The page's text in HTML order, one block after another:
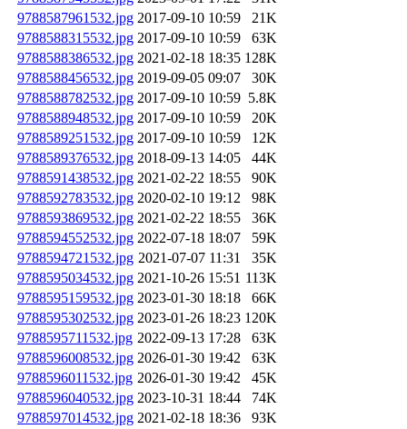
9788587961532.jpg 2017-09-10 10:59
21K
9788588315532.jpg 2017-09-10 10:59
63K
9788588386532.jpg 2021-02-18 18:35 128K
9788588456532.jpg 2019-09-05 09:07
30K
9788588782532.jpg 2017-09-10 10:59 5.8K
9788588948532.jpg 2017-09-10 10:59
20K
9788589251532.jpg 2017-09-10 10:59
12K
9788589376532.jpg 2018-09-13 14:05
44K
9788591438532.jpg 2021-02-22 18:55
90K
9788592783532.jpg 2020-02-10 19:12
98K
9788593869532.jpg 2021-02-22 18:55
36K
9788594552532.jpg 2022-07-18 18:07
59K
9788594721532.jpg 2021-07-07 11:31
35K
9788595034532.jpg 2021-10-26 15:51 113K
9788595159532.jpg 2023-01-30 18:18
66K
9788595302532.jpg 2023-01-26 18:23 120K
9788595711532.jpg 2022-09-13 17:28
63K
9788596008532.jpg 2026-01-30 19:42
63K
9788596011532.jpg 2026-01-30 19:42
45K
9788596040532.jpg 2023-10-31 18:44
74K
9788597014532.jpg 2021-02-18 18:36
93K